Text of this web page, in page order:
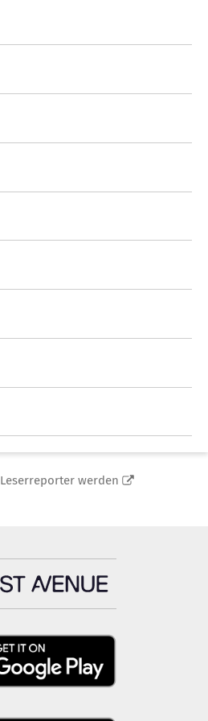
Leserreporter werden